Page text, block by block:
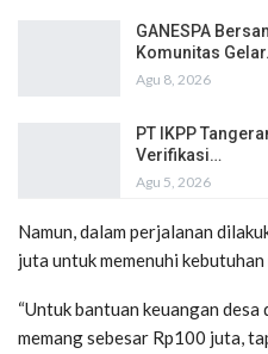
GANESPA
Komunitas
Agu 8, 2026
PT IKPP
Verifikasi…
Agu 5, 2026
Namun, dalam perjalanan
juta untuk memenuhi
“Untuk bantuan keuangan
memang sebesar Rp100 juta,